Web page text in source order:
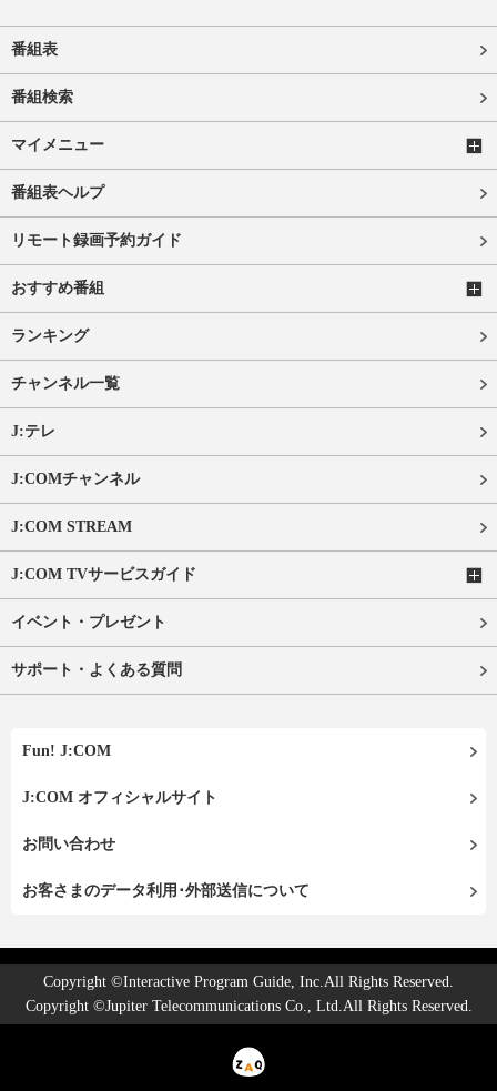
番組表
番組検索
マイメニュー
番組表ヘルプ
リモート録画予約ガイド
おすすめ番組
ランキング
チャンネル一覧
J:テレ
J:COMチャンネル
J:COM STREAM
J:COM TVサービスガイド
イベント・プレゼント
サポート・よくある質問
Fun! J:COM
J:COM オフィシャルサイト
お問い合わせ
お客さまのデータ利用･外部送信について
Copyright ©Interactive Program Guide, Inc.All Rights Reserved.
Copyright ©Jupiter Telecommunications Co., Ltd.All Rights Reserved.